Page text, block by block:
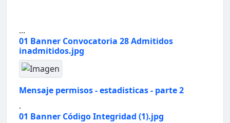
...
01 Banner Convocatoria 28 Admitidos
inadmitidos.jpg
Mensaje permisos - estadisticas - parte 2
.
01 Banner Código Integridad (1).jpg